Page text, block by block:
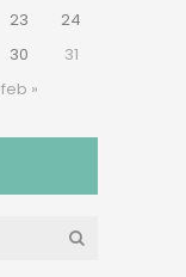
feb »
23
24
30 31